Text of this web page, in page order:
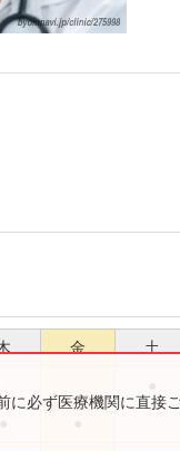
金 土
必ず医療機関に直接ご